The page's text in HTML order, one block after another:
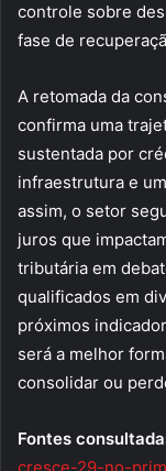
controle sobre
fase de
A retomada da
confirma uma
sustentada por
infraestrutura e
assim, o setor
juros que
tributária em
qualificados em
próximos
será a melhor
consolidar ou
Fontes